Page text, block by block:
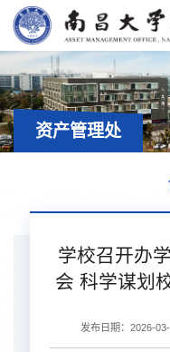
资产管理处
学校召开办
会 科学谋划
发布日期：2026-